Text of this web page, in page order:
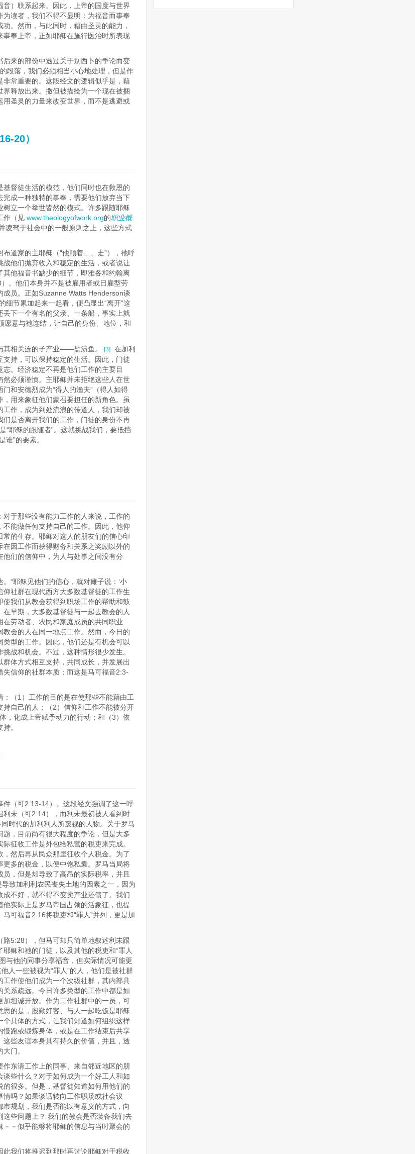
）联系起来。因此，上帝的国度与世界
读者，我们不得不显明：为福音而事奉
。然而，与此同时，藉由圣灵的能力，
奉上帝，正如耶稣在施行医治时所表现
来的部份中透过关于别西卜的争论而变
段落，我们必须相当小心地处理，但是作
常重要的。这段经文的逻辑似乎是，藉
释放出来。撒但被描绘为一个现在被捆
圣灵的力量来改变世界，而不是逃避或
20）
督徒生活的模范，他们同时也在救恩的
成一种独特的事奉，需要他们放弃当下
立一个举世皆然的模式。许多跟随耶稣
作（见 www.theologyofwork.org的职业概
凌驾于社会中的一般原则之上，这些方式
布道家的主耶稣（“他顺着……走”），祂呼
他们抛弃收入和稳定的生活，或者说让
其他福音书缺少的细节，即雅各和约翰离
。他们本身并不是被雇用者或日雇型劳
员。正如Suzanne Watts Henderson谈
细节累加起来一起看，便凸显出“离开”这
下一个有名的父亲、一条船，事实上就
愿意与祂连结，让自己的身份、地位，和
其相关连的子产业——盐渍鱼。
[3] 在加利
持，可以保持稳定的生活。因此，门徒
。经济稳定不再是他们工作的主要目
必须谨慎。主耶稣并未拒绝这些人在世
和安德烈成为“得人的渔夫”（得人如得
用来象征他们蒙召要担任的新角色。虽
作，成为到处流浪的传道人，我们却被
是否离开我们的工作，门徒的身份不再
“耶稣的跟随者”。这就挑战我们，要抵挡
谁”的要素。
于那些没有能力工作的人来说，工作的
能做任何支持自己的工作。因此，他仰
的生存。耶稣对这人的朋友们的信心印
因工作而获得财务和关系之奖励以外的
们的信仰中，为人与处事之间没有分
“耶稣见他们的信心，就对瘫子说：‘小
仰社群在现代西方大多数基督徒的工作生
我们从教会获得到职场工作的帮助和鼓
早期，大多数基督徒与一起去教会的人
劳动者、农民和家庭成员的共同职业
教会的人在同一地点工作。然而，今日的
型的工作。因此，他们还是有机会可以
战和机会。不过，这种情形很少发生。
体方式相互支持，共同成长，并发展出
信仰的社群本质；而这是马可福音2:3-
（1）工作的目的是在使那些不能藉由工
自己的人；（2）信仰和工作不能被分开
，化成上帝赋予动力的行动；和（3）依
。
（可2:13-14）。这段经文强调了这一呼
未（可2:14），而利未最初被人看到时
时代的加利利人所蔑视的人物。关于罗马
，目前尚有很大程度的争论，但是大多
征收工作是外包给私营的税吏来完成。
然后再从民众那里征收个人税金。为了
多的税金，以便中饱私囊。罗马当局将
，但是却导致了高昂的实际税率，并且
导致加利利农民丧失土地的因素之一，因为
不好，就不得不变卖产业还债了。我们
实际上是罗马帝国占领的活象征，也提
可福音2:16将税吏和“罪人”并列，更是加
5:28），但马可却只简单地叙述利未跟
稣和祂的门徒，以及其他的税吏和“罪人
与他的同事分享福音，但实际情况可能更
人一些被视为“罪人”的人，他们是被社群
作使他们成为一个次级社群，其内部具
系疏远。今日许多类型的工作中都是如
坦诚开放。作为工作社群中的一员，可
的是，殷勤好客、与人一起吃饭是耶稣
具体的方式，让我们知道如何组织这样
跑或锻炼身体，或是在工作结束后共享
些友谊本身具有持久的价值，并且，透
门。
东请工作上的同事、来自邻近地区的朋
些什么？对于如何成为一个好工人和如
很多。但是，基督徒知道如何用他们的
吗？如果谈话转向工作职场或社会议
规划，我们是否能以有意义的方式，向
些问题上？ 我们的教会是否装备我们去
－似乎能够将耶稣的信息与当时聚会的
我们将推迟到那时再讨论耶稣对于税收